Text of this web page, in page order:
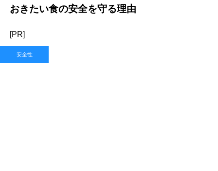
おきたい食の安全を守る理由
[PR]
安全性